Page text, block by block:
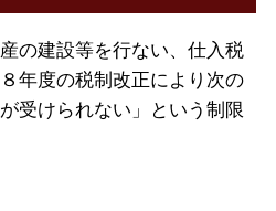
の建設等を行ない、仕入税
年度の税制改正により次の
受けられない」という制限